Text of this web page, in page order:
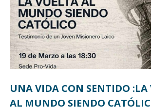
UNA VIDA CON SENTIDO :LA
AL MUNDO SIENDO